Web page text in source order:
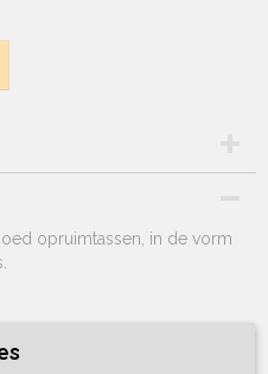
opruimtassen, in de vorm